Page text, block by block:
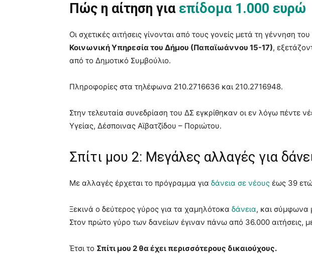
Πώς η αίτηση γιαεπίδομα 1.000 ευρώ
Οι σχετικές αιτήσεις γίνονται από τους γονείς μετά τη γέννηση
Κοινωνική Υπηρεσία του Δήμου (Παπαϊωάννου 15-17),
από το Δημοτικό Συμβούλιο.
Πληροφορίες στα τηλέφωνα 210.2716636 και 210.2716948.
Στην τελευταία συνεδρίαση του ΔΣ εγκρίθηκαν οι εν λόγω πέντε
Υγείας, Δέσποινας Αϊβατζίδου – Ποριώτου.
Σπίτι μου 2: Μεγάλες αλλαγές για
Με αλλαγές έρχεται το πρόγραμμα για δάνεια σε νέους έως 39
Ξεκινά ο δεύτερος γύρος για τα χαμηλότοκα δάνεια, και σύμφωνα
Στον πρώτο γύρο των δανείων έγιναν πάνω από 36.000 αιτήσεις, με
Έτσι το Σπίτι μου 2 θα έχει περισσότερους δικαιούχους.